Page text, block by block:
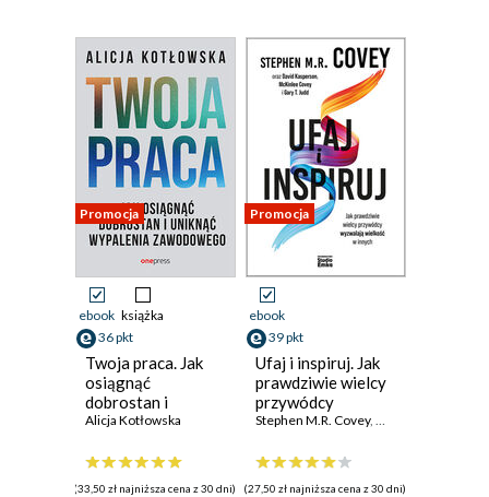
Promocja
ebook książka
36 pkt
Twoja praca. Jak
osiągnąć
dobrostan i
uniknąć wypalenia
Alicja Kotłowska
(33,50 zł najniższa cena z 30 dni)
Promocja
ebook
39 pkt
Ufaj i inspiruj. Jak
prawdziwie wielcy
przywódcy
wyzwalają
Stephen M.R. Covey, David Kasperson
(27,50 zł najniższa cena z 30 dni)